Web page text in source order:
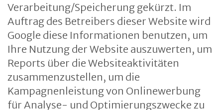
Verarbeitung/Speicherung gekürzt. Im
Auftrag des Betreibers dieser Website wird
Google diese Informationen benutzen, um
Ihre Nutzung der Website auszuwerten, um
Reports über die Websiteaktivitäten
zusammenzustellen, um die
Kampagnenleistung von Onlinewerbung
für Analyse- und Optimierungszwecke zu